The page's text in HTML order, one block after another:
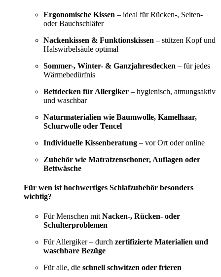
Ergonomische Kissen – ideal für Rücken-, Seiten-
oder Bauchschläfer
Nackenkissen & Funktionskissen – stützen Kopf und
Halswirbelsäule optimal
Sommer-, Winter- & Ganzjahresdecken – für jedes
Wärmebedürfnis
Bettdecken für Allergiker – hygienisch, atmungsaktiv
und waschbar
Naturmaterialien wie Baumwolle, Kamelhaar,
Schurwolle oder Tencel
Individuelle Kissenberatung – vor Ort oder online
Zubehör wie Matratzenschoner, Auflagen oder
Bettwäsche
Für wen ist hochwertiges Schlafzubehör besonders
wichtig?
Für Menschen mit Nacken-, Rücken- oder
Schulterproblemen
Für Allergiker – durch zertifizierte Materialien und
waschbare Bezüge
Für alle, die schnell schwitzen oder frieren